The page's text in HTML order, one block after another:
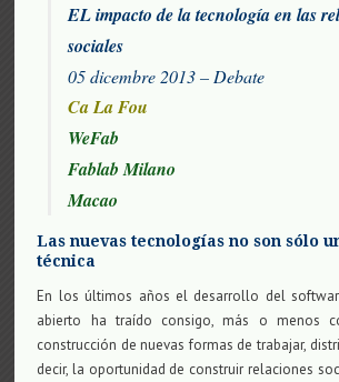
EL impacto de la tecnología en las
sociales
05 dicembre 2013 – Debate
Ca La Fou
WeFab
Fablab Milano
Macao
Las nuevas tecnologías no son sólo
técnica
En los últimos años el desarrollo del
abierto ha traído consigo, más o menos
construcción de nuevas formas de trabajar,
decir, la oportunidad de construir relaciones